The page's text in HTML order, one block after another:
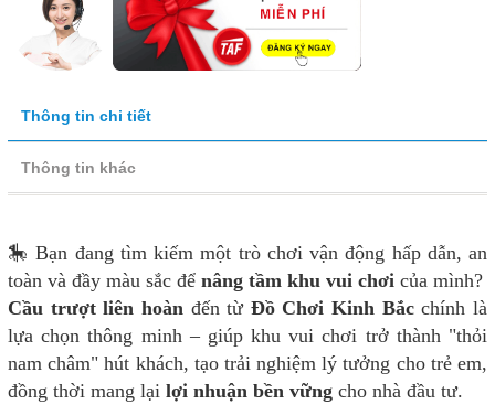
Thông tin chi tiết
Thông tin khác
🎠 Bạn đang tìm kiếm một trò chơi vận động hấp dẫn, an
toàn và đầy màu sắc để nâng tầm khu vui chơi của mình?
Cầu trượt liên hoànđến từ Đồ Chơi Kinh Bắcchính là
lựa chọn thông minh – giúp khu vui chơi trở thành "thỏi
nam châm" hút khách, tạo trải nghiệm lý tưởng cho trẻ em,
đồng thời mang lại lợi nhuận bền vững cho nhà đầu tư.